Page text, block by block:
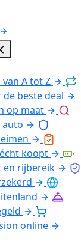
A tot Z
beste deal
op maat
auto
koopt
en rijbereik
online